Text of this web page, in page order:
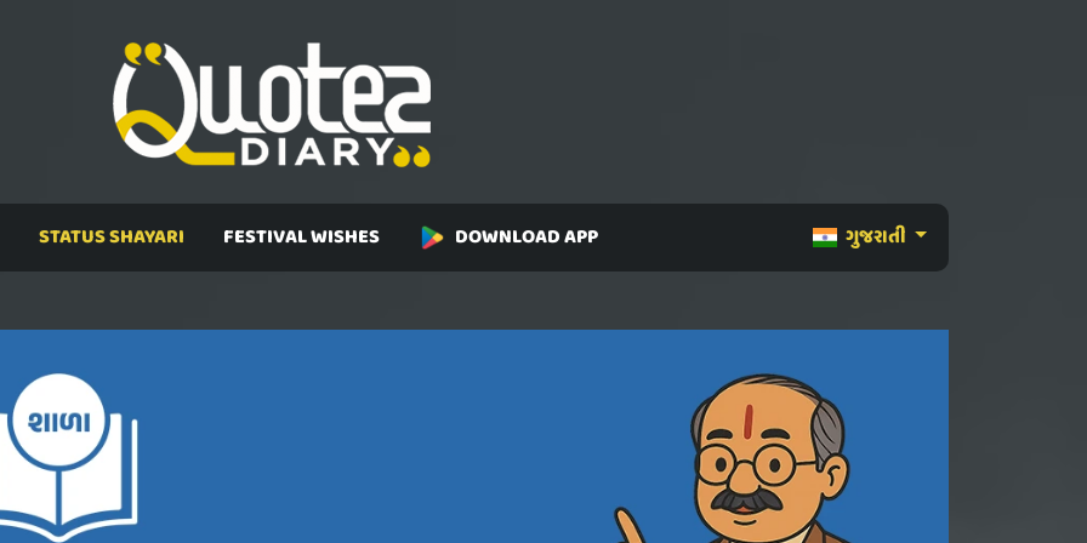
ગુજરાતી
STATUS SHAYARI FESTIVAL WISHES DOWNLOAD APP